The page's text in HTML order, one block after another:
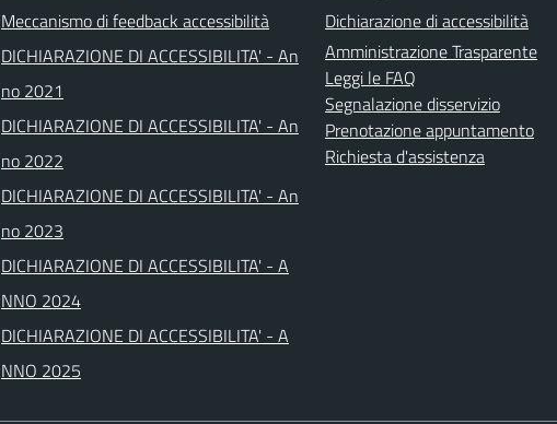
Meccanismo di feedback accessibilità
DICHIARAZIONE DI ACCESSIBILITA' - An
no 2021
DICHIARAZIONE DI ACCESSIBILITA' - An
no 2022
DICHIARAZIONE DI ACCESSIBILITA' - An
no 2023
DICHIARAZIONE DI ACCESSIBILITA' - A
NNO 2024
DICHIARAZIONE DI ACCESSIBILITA' - A
NNO 2025
Dichiarazione di accessibilità
Amministrazione Trasparente
Leggi le FAQ
Segnalazione disservizio
Prenotazione appuntamento
Richiesta d'assistenza